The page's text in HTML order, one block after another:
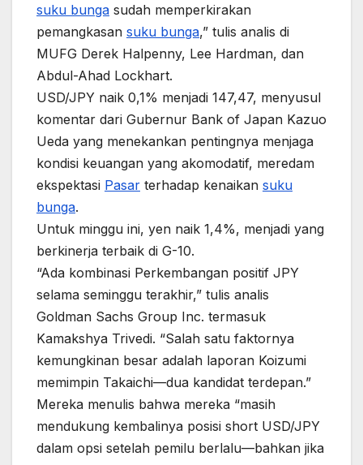
suku bunga sudah memperkirakan
pemangkasan suku bunga,” tulis analis di
MUFG Derek Halpenny, Lee Hardman, dan
Abdul-Ahad Lockhart.
USD/JPY naik 0,1% menjadi 147,47, menyusul
komentar dari Gubernur Bank of Japan Kazuo
Ueda yang menekankan pentingnya menjaga
kondisi keuangan yang akomodatif, meredam
ekspektasi Pasar terhadap kenaikan suku
bunga.
Untuk minggu ini, yen naik 1,4%, menjadi yang
berkinerja terbaik di G-10.
“Ada kombinasi Perkembangan positif JPY
selama seminggu terakhir,” tulis analis
Goldman Sachs Group Inc. termasuk
Kamakshya Trivedi. “Salah satu faktornya
kemungkinan besar adalah laporan Koizumi
memimpin Takaichi—dua kandidat terdepan.”
Mereka menulis bahwa mereka “masih
mendukung kembalinya posisi short USD/JPY
dalam opsi setelah pemilu berlalu—bahkan jika